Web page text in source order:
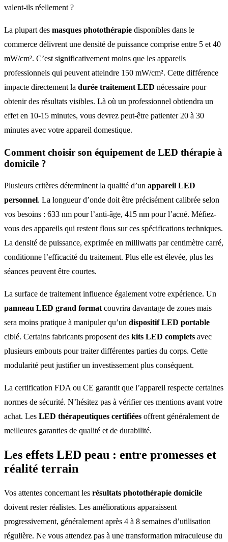
valent-ils réellement ?
La plupart des masques photothérapie disponibles dans le
commerce délivrent une densité de puissance comprise entre 5 et 40
mW/cm². C’est significativement moins que les appareils
professionnels qui peuvent atteindre 150 mW/cm². Cette différence
impacte directement la durée traitement LED nécessaire pour
obtenir des résultats visibles. Là où un professionnel obtiendra un
effet en 10-15 minutes, vous devrez peut-être patienter 20 à 30
minutes avec votre appareil domestique.
Comment choisir son équipement de LED thérapie à
domicile ?
Plusieurs critères déterminent la qualité d’un appareil LED
personnel. La longueur d’onde doit être précisément calibrée selon
vos besoins : 633 nm pour l’anti-âge, 415 nm pour l’acné. Méfiez-
vous des appareils qui restent flous sur ces spécifications techniques.
La densité de puissance, exprimée en milliwatts par centimètre carré,
conditionne l’efficacité du traitement. Plus elle est élevée, plus les
séances peuvent être courtes.
La surface de traitement influence également votre expérience. Un
panneau LED grand format couvrira davantage de zones mais
sera moins pratique à manipuler qu’un dispositif LED portable
ciblé. Certains fabricants proposent des kits LED complets avec
plusieurs embouts pour traiter différentes parties du corps. Cette
modularité peut justifier un investissement plus conséquent.
La certification FDA ou CE garantit que l’appareil respecte certaines
normes de sécurité. N’hésitez pas à vérifier ces mentions avant votre
achat. Les LED thérapeutiques certifiées offrent généralement de
meilleures garanties de qualité et de durabilité.
Les effets LED peau : entre promesses et
réalité terrain
Vos attentes concernant les résultats photothérapie domicile
doivent rester réalistes. Les améliorations apparaissent
progressivement, généralement après 4 à 8 semaines d’utilisation
régulière. Ne vous attendez pas à une transformation miraculeuse du